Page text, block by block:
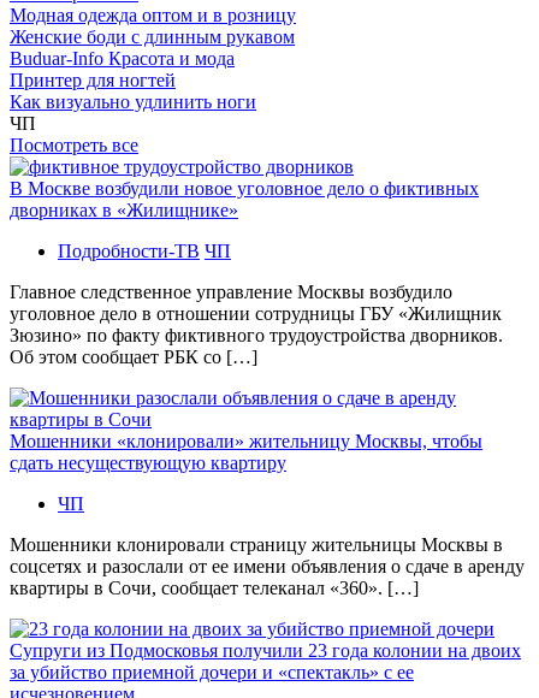
Модная одежда оптом и в розницу
Женские боди с длинным рукавом
Buduar-Info Красота и мода
Принтер для ногтей
Как визуально удлинить ноги
ЧП
Посмотреть все
В Москве возбудили новое уголовное дело о фиктивных
дворниках в «Жилищнике»
Подробности-ТВ ЧП
Главное следственное управление Москвы возбудило
уголовное дело в отношении сотрудницы ГБУ «Жилищник
Зюзино» по факту фиктивного трудоустройства дворников.
Об этом сообщает РБК со […]
Мошенники «клонировали» жительницу Москвы, чтобы
сдать несуществующую квартиру
ЧП
Мошенники клонировали страницу жительницы Москвы в
соцсетях и разослали от ее имени объявления о сдаче в аренду
квартиры в Сочи, сообщает телеканал «360». […]
Супруги из Подмосковья получили 23 года колонии на двоих
за убийство приемной дочери и «спектакль» с ее